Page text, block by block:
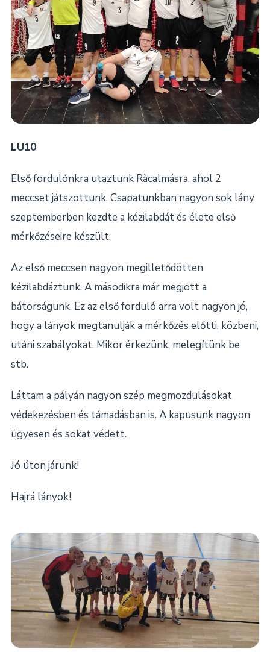
LU10
Első fordulónkra utaztunk Ràcalmásra, ahol 2
meccset játszottunk. Csapatunkban nagyon sok lány
szeptemberben kezdte a kézilabdát és élete első
mérkőzéseire készült.
Az első meccsen nagyon megilletődötten
kézilabdáztunk. A másodikra már megjött a
bátorságunk. Ez az első forduló arra volt nagyon jó,
hogy a lányok megtanulják a mérkőzés előtti, közbeni,
utáni szabályokat. Mikor érkezünk, melegítünk be
stb.
Láttam a pályán nagyon szép megmozdulásokat
védekezésben és támadásban is. A kapusunk nagyon
ügyesen és sokat védett.
Jó úton járunk!
Hajrá lányok!